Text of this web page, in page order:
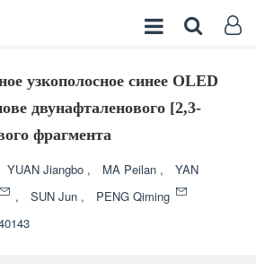
узкополосное синее OLED
двунафталенового [2,3-
фрагмента
YUAN Jiangbo , MA Peilan ,
YAN
, SUN Jun ,
PENG Qiming